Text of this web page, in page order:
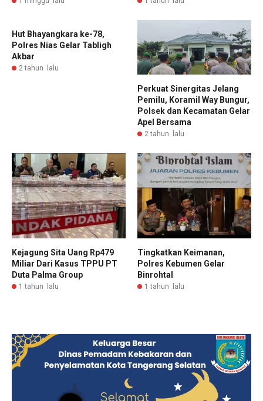
Hut Bhayangkara ke-78,
Polres Nias Gelar Tabligh
Akbar
2 tahun lalu
Perkuat Sinergitas Jelang
Pemilu, Koramil Way Bungur,
Polsek dan Kecamatan Gelar
Apel Bersama
2 tahun lalu
Kejagung Sita Uang Rp479
Miliar Dari Kasus TPPU PT
Duta Palma Group
1 tahun lalu
Tingkatkan Keimanan,
Polres Kebumen Gelar
Binrohtal
1 tahun lalu